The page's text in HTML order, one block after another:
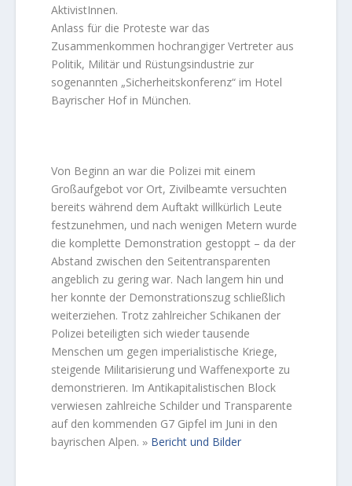
AktivistInnen.
Anlass für die Proteste war das
Zusammenkommen hochrangiger Vertreter aus
Politik, Militär und Rüstungsindustrie zur
sogenannten „Sicherheitskonferenz“ im Hotel
Bayrischer Hof in München.
Von Beginn an war die Polizei mit einem
Großaufgebot vor Ort, Zivilbeamte versuchten
bereits während dem Auftakt willkürlich Leute
festzunehmen, und nach wenigen Metern wurde
die komplette Demonstration gestoppt – da der
Abstand zwischen den Seitentransparenten
angeblich zu gering war. Nach langem hin und
her konnte der Demonstrationszug schließlich
weiterziehen. Trotz zahlreicher Schikanen der
Polizei beteiligten sich wieder tausende
Menschen um gegen imperialistische Kriege,
steigende Militarisierung und Waffenexporte zu
demonstrieren. Im Antikapitalistischen Block
verwiesen zahlreiche Schilder und Transparente
auf den kommenden G7 Gipfel im Juni in den
bayrischen Alpen.» Bericht und Bilder